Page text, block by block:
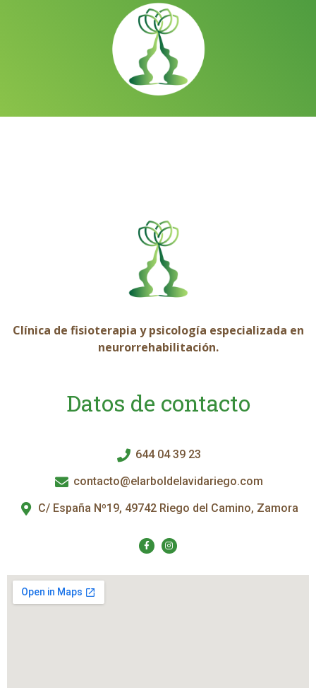
Clínica de fisioterapia y psicología especializada en
neurorrehabilitación.
Datos de contacto
644 04 39 23
contacto@elarboldelavidariego.com
C/ España Nº19, 49742 Riego del Camino, Zamora